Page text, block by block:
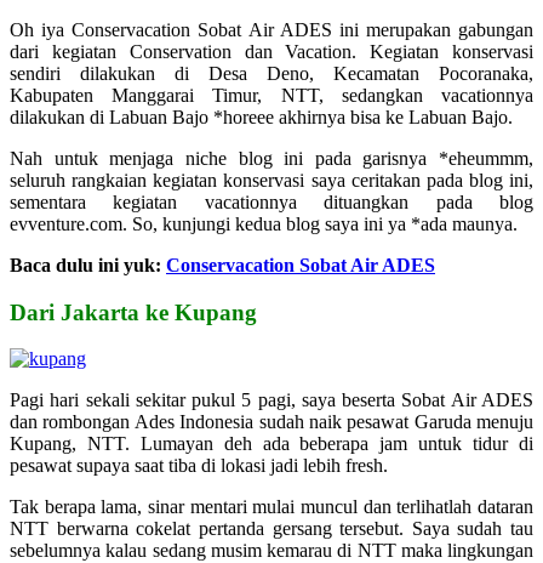
Oh iya Conservacation Sobat Air ADES ini merupakan gabungan
dari kegiatan Conservation dan Vacation. Kegiatan konservasi
sendiri dilakukan di Desa Deno, Kecamatan Pocoranaka,
Kabupaten Manggarai Timur, NTT, sedangkan vacationnya
dilakukan di Labuan Bajo *horeee akhirnya bisa ke Labuan Bajo.
Nah untuk menjaga niche blog ini pada garisnya *eheummm,
seluruh rangkaian kegiatan konservasi saya ceritakan pada blog ini,
sementara kegiatan vacationnya dituangkan pada blog
evventure.com. So, kunjungi kedua blog saya ini ya *ada maunya.
Baca dulu ini yuk: Conservacation Sobat Air ADES
Dari Jakarta ke Kupang
Pagi hari sekali sekitar pukul 5 pagi, saya beserta Sobat Air ADES
dan rombongan Ades Indonesia sudah naik pesawat Garuda menuju
Kupang, NTT. Lumayan deh ada beberapa jam untuk tidur di
pesawat supaya saat tiba di lokasi jadi lebih fresh.
Tak berapa lama, sinar mentari mulai muncul dan terlihatlah dataran
NTT berwarna cokelat pertanda gersang tersebut. Saya sudah tau
sebelumnya kalau sedang musim kemarau di NTT maka lingkungan